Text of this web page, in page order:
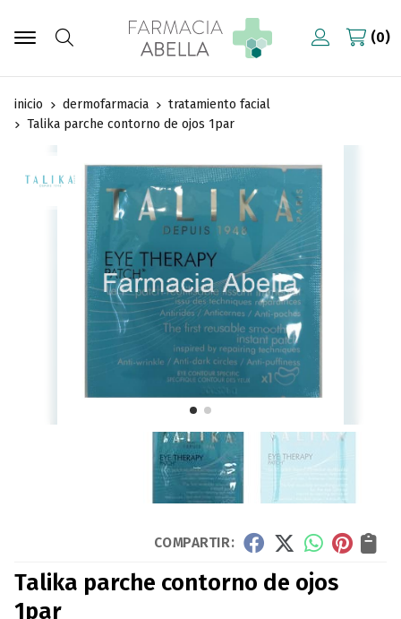
Buscar
0
inicio dermofarmacia
tratamiento facial
Talika parche contorno de ojos 1par
COMPARTIR:
Talika parche contorno de ojos
1par